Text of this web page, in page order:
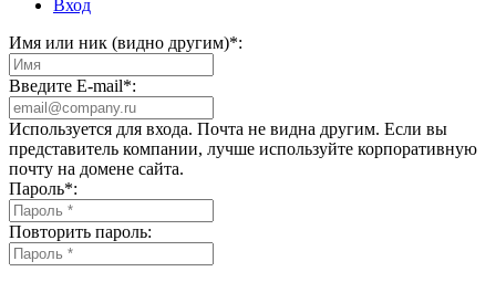
Вход
Имя или ник (видно другим)*:
Введите E-mail*:
Используется для входа. Почта не видна другим. Если вы
представитель компании, лучше используйте корпоративную
почту на домене сайта.
Пароль*:
Повторить пароль: